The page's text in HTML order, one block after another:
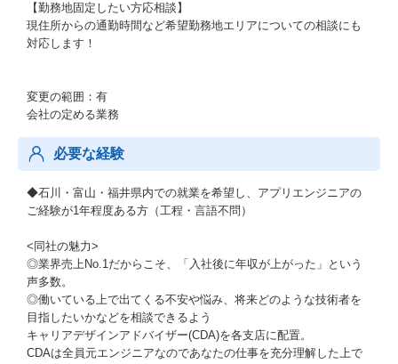
【勤務地固定したい方応相談】
現住所からの通勤時間など希望勤務地エリアについての相談にも
対応します！
変更の範囲：有
会社の定める業務
必要な経験
◆石川・富山・福井県内での就業を希望し、アプリエンジニアの
ご経験が1年程度ある方（工程・言語不問）
<同社の魅力>
◎業界売上No.1だからこそ、「入社後に年収が上がった」という
声多数。
◎働いている上で出てくる不安や悩み、将来どのような技術者を
目指したいかなどを相談できるよう
キャリアデザインアドバイザー(CDA)を各支店に配置。
CDAは全員元エンジニアなのであなたの仕事を充分理解した上で